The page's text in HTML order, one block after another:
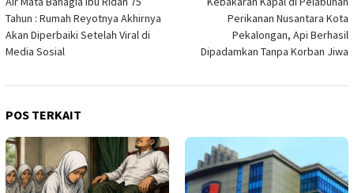
pos
Tahun : Rumah Reyotnya Akhirnya
Akan Diperbaiki Setelah Viral di
Media Sosial
Perikanan Nusantara Kota
Pekalongan, Api Berhasil
Dipadamkan Tanpa Korban Jiwa
POS TERKAIT